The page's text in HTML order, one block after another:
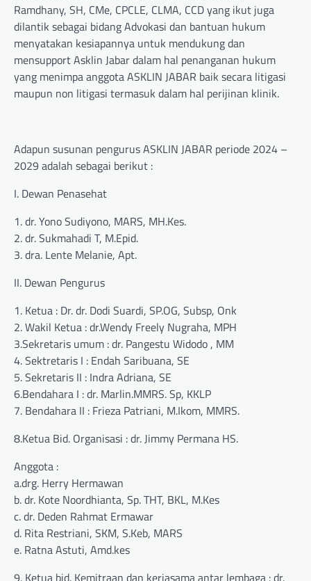
Ramdhany, SH, CMe, CPCLE, CLMA, CCD yang ikut juga
dilantik sebagai bidang Advokasi dan bantuan hukum
menyatakan kesiapannya untuk mendukung dan
mensupport Asklin Jabar dalam hal penanganan hukum
yang menimpa anggota ASKLIN JABAR baik secara litigasi
maupun non litigasi termasuk dalam hal perijinan klinik.
Adapun susunan pengurus ASKLIN JABAR periode 2024 –
2029 adalah sebagai berikut :
I. Dewan Penasehat
1. dr. Yono Sudiyono, MARS, MH.Kes.
2. dr. Sukmahadi T, M.Epid.
3. dra. Lente Melanie, Apt.
II. Dewan Pengurus
1. Ketua : Dr. dr. Dodi Suardi, SP.OG, Subsp, Onk
2. Wakil Ketua : dr.Wendy Freely Nugraha, MPH
3.Sekretaris umum : dr. Pangestu Widodo , MM
4. Sektretaris I : Endah Saribuana, SE
5. Sekretaris II : Indra Adriana, SE
6.Bendahara I : dr. Marlin.MMRS. Sp, KKLP
7. Bendahara II : Frieza Patriani, M.Ikom, MMRS.
8.Ketua Bid. Organisasi : dr. Jimmy Permana HS.
Anggota :
a.drg. Herry Hermawan
b. dr. Kote Noordhianta, Sp. THT, BKL, M.Kes
c. dr. Deden Rahmat Ermawar
d. Rita Restriani, SKM, S.Keb, MARS
e. Ratna Astuti, Amd.kes